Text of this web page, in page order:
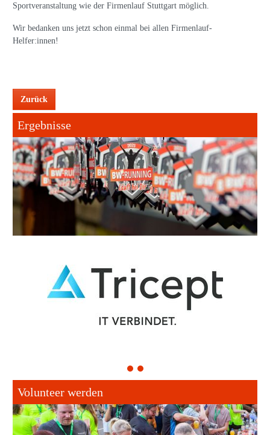
Sportveranstaltung wie der Firmenlauf Stuttgart möglich.
Wir bedanken uns jetzt schon einmal bei allen Firmenlauf-
Helfer:innen!
Zurück
Ergebnisse
1 2
Volunteer werden